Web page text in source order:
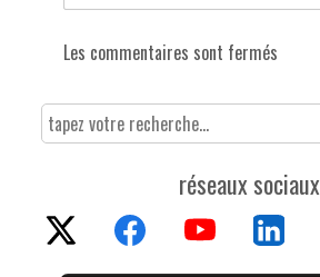
Les commentaires sont fermés
réseaux sociaux